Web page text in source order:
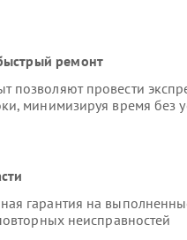
ремонт
провести
минимизируя время без
гарантия на
неисправностей